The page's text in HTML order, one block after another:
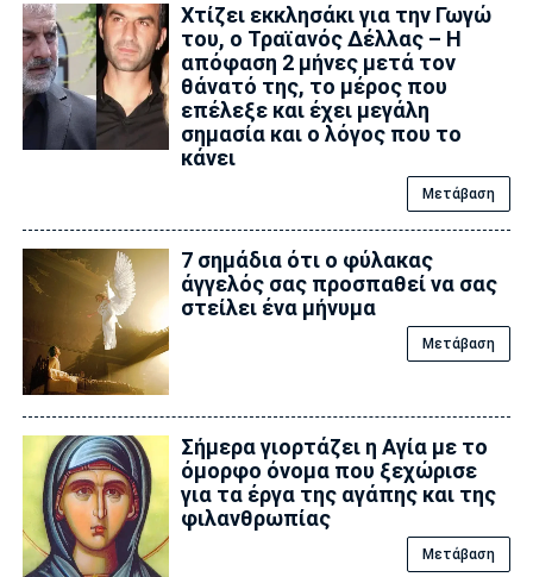
Xτίζει εκκλησάκι για την Γωγώ
του, ο Τραϊανός Δέλλας – Η
απόφαση 2 μήνες μετά τον
θάνατό της, το μέρος που
επέλεξε και έχει μεγάλη
σημασία και ο λόγος που το
κάνει
Μετάβαση
7 σημάδια ότι ο φύλακας
άγγελός σας προσπαθεί να σας
στείλει ένα μήνυμα
Μετάβαση
Σήμερα γιορτάζει η Αγία με το
όμορφο όνομα που ξεχώρισε
για τα έργα της αγάπης και της
φιλανθρωπίας
Μετάβαση